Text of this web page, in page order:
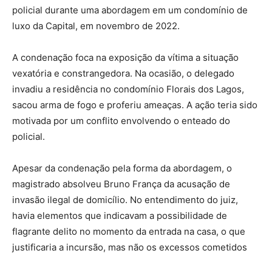
policial durante uma abordagem em um condomínio de
luxo da Capital, em novembro de 2022.
A condenação foca na exposição da vítima a situação
vexatória e constrangedora. Na ocasião, o delegado
invadiu a residência no condomínio Florais dos Lagos,
sacou arma de fogo e proferiu ameaças. A ação teria sido
motivada por um conflito envolvendo o enteado do
policial.
Apesar da condenação pela forma da abordagem, o
magistrado absolveu Bruno França da acusação de
invasão ilegal de domicílio. No entendimento do juiz,
havia elementos que indicavam a possibilidade de
flagrante delito no momento da entrada na casa, o que
justificaria a incursão, mas não os excessos cometidos